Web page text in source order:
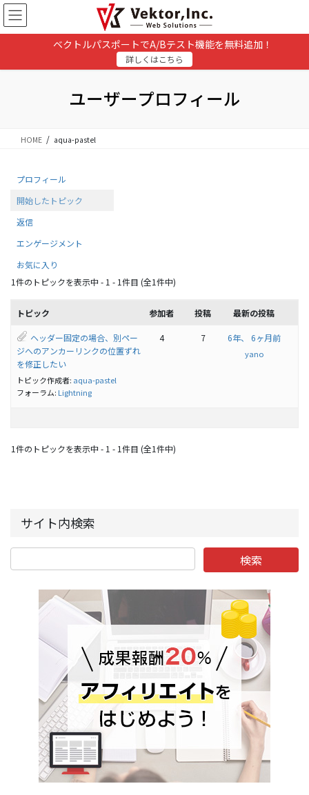
コ
ン
テ
ナ
ビ
ゲ
ベクトルパスポートでA/Bテスト機能を無料追加！
詳しくはこちら
ユーザープロフィール
HOME aqua-pastel
プロフィール
開始したトピック
返信
エンゲージメント
お気に入り
1件のトピックを表示中 - 1 - 1件目 (全1件中)
トピック 参加者 投稿 最新の投稿
ヘッダー固定の場合、別ペー
ジへのアンカーリンクの位置ずれ
を修正したい
トピック作成者: aqua-pastel
フォーラム: Lightning
4 7 6年、 6ヶ月前
yano
1件のトピックを表示中 - 1 - 1件目 (全1件中)
サイト内検索